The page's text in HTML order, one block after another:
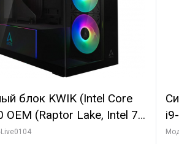
блок KWIK (Intel Core
OEM (Raptor Lake, Intel 7,
8PC// 64 ГБ ОЗУ (2
7,